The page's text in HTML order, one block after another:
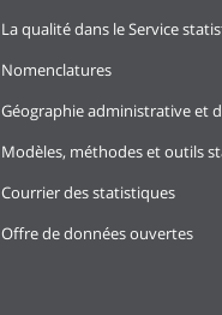
La qualité dans le Service
Nomenclatures
Géographie administrative et
Modèles, méthodes et outils
Courrier des statistiques
Offre de données ouvertes